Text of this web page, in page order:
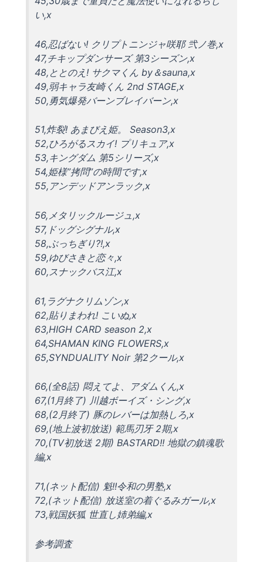
い,x
46,忍ばない! クリプトニンジャ咲耶 弐ノ巻,x
47,チキップダンサーズ 第3シーズン,x
48,ととのえ! サクマくん by＆sauna,x
49,弱キャラ友崎くん 2nd STAGE,x
50,勇気爆発バーンブレイバーン,x
51,炸裂! あまびえ姫。 Season3,x
52,ひろがるスカイ! プリキュア,x
53,キングダム 第5シリーズ,x
54,姫様”拷問”の時間です,x
55,アンデッドアンラック,x
56,メタリックルージュ,x
57,ドッグシグナル,x
58,ぶっちぎり?!,x
59,ゆびさきと恋々,x
60,スナックバス江,x
61,ラグナクリムゾン,x
62,貼りまわれ! こいぬ,x
63,HIGH CARD season 2,x
64,SHAMAN KING FLOWERS,x
65,SYNDUALITY Noir 第2クール,x
66,(全8話) 悶えてよ、アダムくん,x
67,(1月終了) 川越ボーイズ・シング,x
68,(2月終了) 豚のレバーは加熱しろ,x
69,(地上波初放送) 範馬刃牙 2期,x
70,(TV初放送 2期) BASTARD!! 地獄の鎮魂歌
編,x
71,(ネット配信) 魁!!令和の男塾,x
72,(ネット配信) 放送室の着ぐるみガール,x
73,戦国妖狐 世直し姉弟編,x
参考調査